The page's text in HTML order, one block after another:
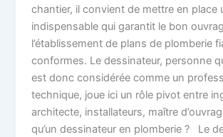
chantier, il convient de mettre en place
indispensable qui garantit le bon
l’établissement de plans de plomberie
conformes. Le dessinateur, personne
est donc considérée comme un
technique, joue ici un rôle pivot entre
architecte, installateurs, maître
qu’un dessinateur en plomberie ? Le